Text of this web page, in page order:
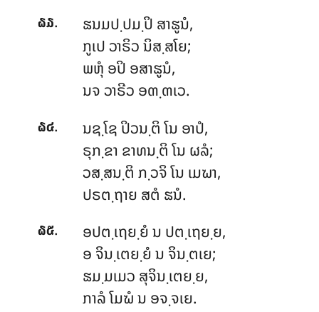
໖໓.
ຘນມປ຺ປມ຺ປິ ສາຘູນໍ,
ກູເປ ວາຣິວ ນິສ຺ສໂຍ;
ພຫຸໍ ອປິ ອສາຘູນໍ,
ນຈ ວາຣີວ ອຓ຺ຓເວ.
໖໔.
ນຊ຺ໂຊ ປິວນ຺ຕິ ໂນ ອາປໍ,
ຣຸກ຺ຂາ ຂາທນ຺ຕິ ໂນ ຜລໍ;
ວສ຺ສນ຺ຕິ ກ຺ວຈິ ໂນ ເມຆາ,
ປຣຕ຺ຖາຍ ສຕໍ ຘນໍ.
໖໕.
ອປຕ຺ເຖຍ຺ຍໍ ນ ປຕ຺ເຖຍ຺ຍ,
ອ ຈິນ຺ເຕຍ຺ຍໍ ນ ຈິນ຺ຕເຍ;
ຘມ຺ມເມວ ສຸຈິນ຺ເຕຍ຺ຍ,
ກາລໍ ໂມຆໍ ນ ອຈ຺ຈເຍ.